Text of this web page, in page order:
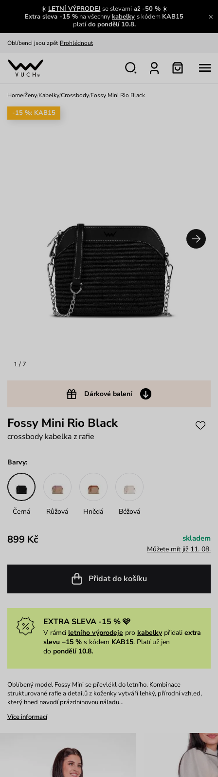
☀️ LETNÍ VÝPRODEJ se slevamiaž -50 %☀️
Extra sleva -15 % na všechnykabelky s kódem KAB15
platído pondělí 10.8.
Zajímavosti ze světa Vuch:
Zobrazit
Oblíbenci jsou zpět Prohlédnout
Nech se inspirovat
Home/Ženy/Kabelky/Crossbody/Fossy Mini Rio Black
1 / 7
Dárkové balení
-15 %: KAB15
Fossy Mini Rio Black
crossbody kabelka z rafie
Barvy:
Černá Růžová Hnědá Béžová
899 Kč skladem
Můžete mít již 11. 08.
Přidat do košíku
EXTRA SLEVA -15 % 🩷
V rámci letního výprodeje pro kabelkypřidali extra
slevu −15 % s kódem KAB15. Platí už jen
do pondělí 10.8.
Oblíbený model Fossy Mini se převlékl do letního. Kombinace
strukturované rafie a detailů z koženky vytváří lehký, přírodní vzhled,
který hned navodí prázdninovou náladu…
Více informací